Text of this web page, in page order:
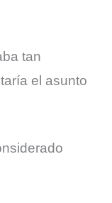
tan
el asunto